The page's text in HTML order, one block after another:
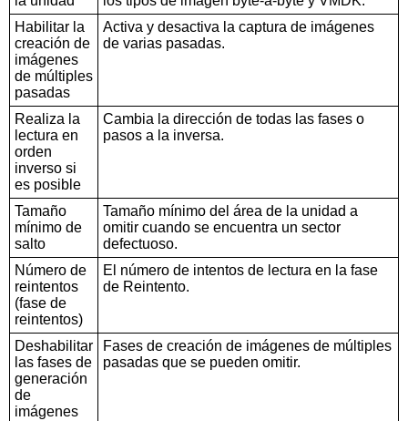
Habilitar la
creación de
imágenes
de múltiples
pasadas
Activa y desactiva la captura de imágenes
de varias pasadas.
Realiza la
lectura en
orden
inverso si
es posible
Cambia la dirección de todas las fases o
pasos a la inversa.
Tamaño
mínimo de
salto
Tamaño mínimo del área de la unidad a
omitir cuando se encuentra un sector
defectuoso.
Número de
reintentos
(fase de
reintentos)
El número de intentos de lectura en la fase
de Reintento.
Deshabilitar
las fases de
generación
de
imágenes
Fases de creación de imágenes de múltiples
pasadas que se pueden omitir.